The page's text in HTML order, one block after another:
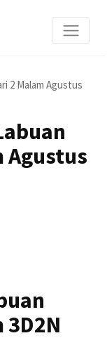
2 Malam Agustus
Agustus
3D2N